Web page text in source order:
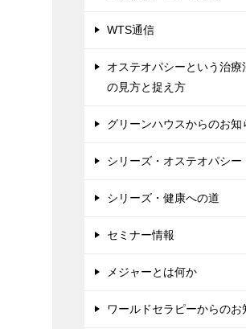
WTS通信
オステオパシーという治療
の見方と捉え方
グリーンハウスからのお知
シリーズ・オステオパシー
シリーズ・健康への道
セミナー情報
メジャーとは何か
ワールドセラピーからのお